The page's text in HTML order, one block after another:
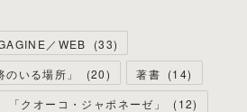
／WEB
(33)
いる場所」
(20) 著書 (14)
「クオーコ・ジャポネーゼ」 (12)